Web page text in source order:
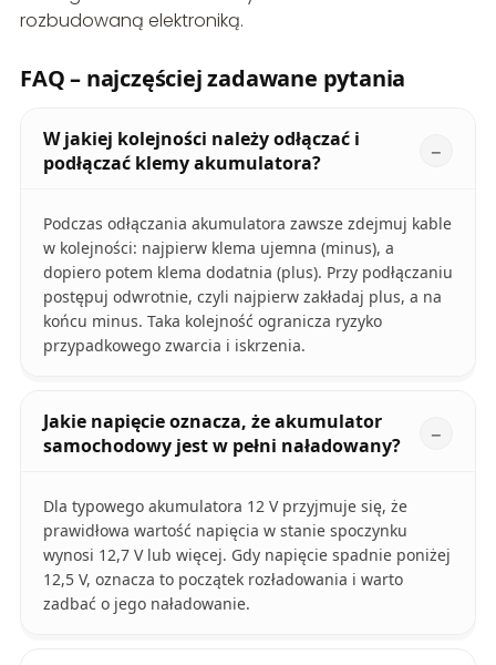
rozbudowaną elektroniką.
FAQ – najczęściej zadawane pytania
W jakiej kolejności należy odłączać i
podłączać klemy akumulatora?
Podczas odłączania akumulatora zawsze zdejmuj kable
w kolejności: najpierw klema ujemna (minus), a
dopiero potem klema dodatnia (plus). Przy podłączaniu
postępuj odwrotnie, czyli najpierw zakładaj plus, a na
końcu minus. Taka kolejność ogranicza ryzyko
przypadkowego zwarcia i iskrzenia.
Jakie napięcie oznacza, że akumulator
samochodowy jest w pełni naładowany?
Dla typowego akumulatora 12 V przyjmuje się, że
prawidłowa wartość napięcia w stanie spoczynku
wynosi 12,7 V lub więcej. Gdy napięcie spadnie poniżej
12,5 V, oznacza to początek rozładowania i warto
zadbać o jego naładowanie.